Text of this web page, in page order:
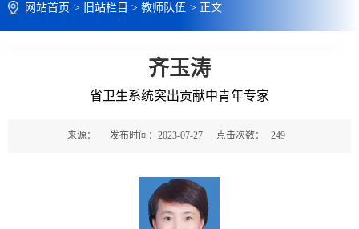
网站首页 > 旧站栏目 > 教师队伍 > 正文
齐玉涛
省卫生系统突出贡献中青年专家
来源： 发布时间：2023-07-27 点击次数： 249